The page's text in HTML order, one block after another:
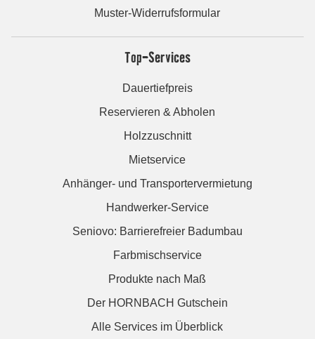
Muster-Widerrufsformular
Top-Services
Dauertiefpreis
Reservieren & Abholen
Holzzuschnitt
Mietservice
Anhänger- und Transportervermietung
Handwerker-Service
Seniovo: Barrierefreier Badumbau
Farbmischservice
Produkte nach Maß
Der HORNBACH Gutschein
Alle Services im Überblick